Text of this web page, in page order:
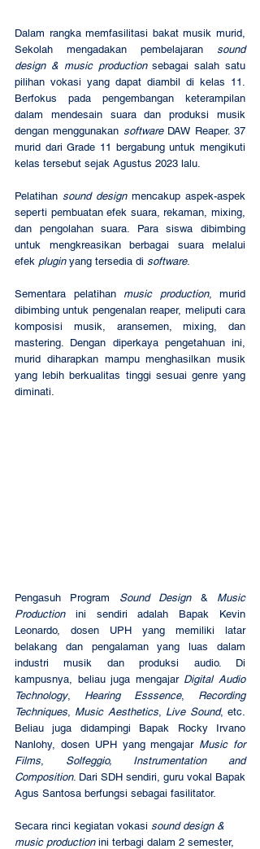
Dalam rangka memfasilitasi bakat musik murid,
Sekolah mengadakan pembelajaran sound
design & music production sebagai salah satu
pilihan vokasi yang dapat diambil di kelas 11.
Berfokus pada pengembangan keterampilan
dalam mendesain suara dan produksi musik
dengan menggunakan software DAW Reaper. 37
murid dari Grade 11 bergabung untuk mengikuti
kelas tersebut sejak Agustus 2023 lalu.
Pelatihan sound design mencakup aspek-aspek
seperti pembuatan efek suara, rekaman, mixing,
dan pengolahan suara. Para siswa dibimbing
untuk mengkreasikan berbagai suara melalui
efek plugin yang tersedia di software.
Sementara pelatihan music production, murid
dibimbing untuk pengenalan reaper, meliputi cara
komposisi musik, aransemen, mixing, dan
mastering. Dengan diperkaya pengetahuan ini,
murid diharapkan mampu menghasilkan musik
yang lebih berkualitas tinggi sesuai genre yang
diminati.
Pengasuh Program Sound Design & Music
Production ini sendiri adalah Bapak Kevin
Leonardo, dosen UPH yang memiliki latar
belakang dan pengalaman yang luas dalam
industri musik dan produksi audio. Di
kampusnya, beliau juga mengajar Digital Audio
Technology, Hearing Esssence, Recording
Techniques
Music Aesthetics, Live Sound, etc.
Beliau juga didampingi Bapak Rocky Irvano
Nanlohy, dosen UPH yang mengajar Music for
Films
Solfeggio, Instrumentation and
Composition. Dari SDH sendiri, guru vokal Bapak
Agus Santosa berfungsi sebagai fasilitator.
Secara rinci kegiatan vokasi sound design &
music production ini terbagi dalam 2 semester,